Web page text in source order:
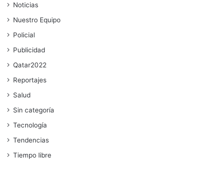
Noticias
Nuestro Equipo
Policial
Publicidad
Qatar2022
Reportajes
Salud
Sin categoría
Tecnología
Tendencias
Tiempo libre